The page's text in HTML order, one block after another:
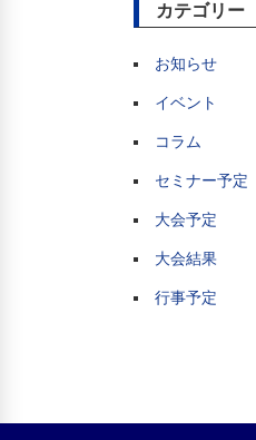
カテゴリー
お知らせ
イベント
コラム
セミナー予定
大会予定
大会結果
行事予定